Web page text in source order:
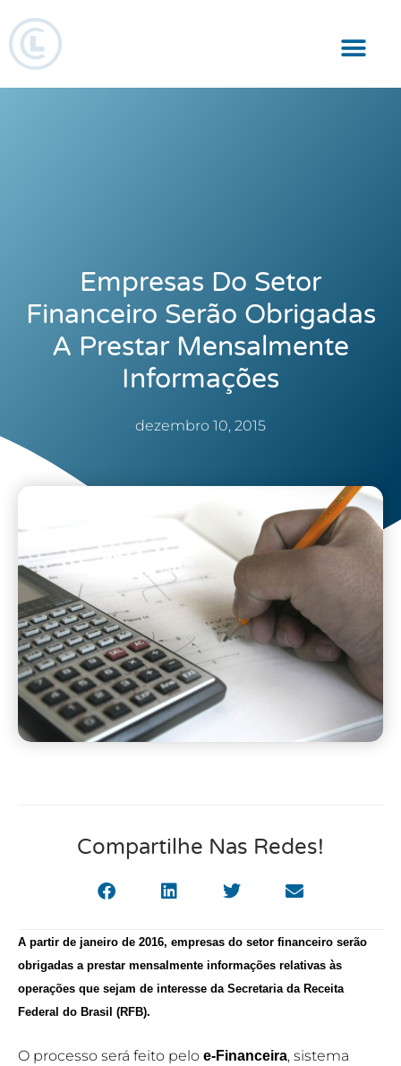
Empresas Do Setor
Financeiro Serão Obrigadas
A Prestar Mensalmente
Informações
dezembro 10, 2015
Compartilhe Nas Redes!
A partir de janeiro de 2016, empresas do setor financeiro serão
obrigadas a prestar mensalmente informações relativas às
operações que sejam de interesse da Secretaria da Receita
Federal do Brasil (RFB).
O processo será feito pelo e-Financeira, sistema